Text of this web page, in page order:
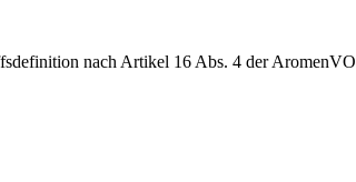
nach Artikel 16 Abs. 4 der